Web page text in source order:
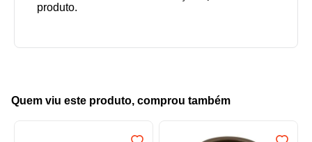
Quem viu este produto, comprou também